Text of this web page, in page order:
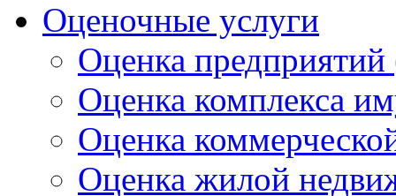
Оценочные услуги
Оценка предприятий
Оценка комплекса
Оценка
Оценка жилой